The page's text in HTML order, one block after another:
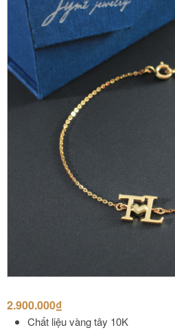
2.900.000₫
Chất liệu vàng tây 10K